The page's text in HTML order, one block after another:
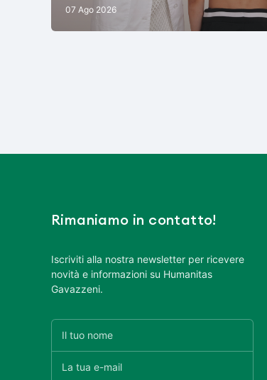
07 Ago 2026
Rimaniamo in contatto!
Iscriviti alla nostra newsletter per ricevere
novità e informazioni su Humanitas
Gavazzeni.